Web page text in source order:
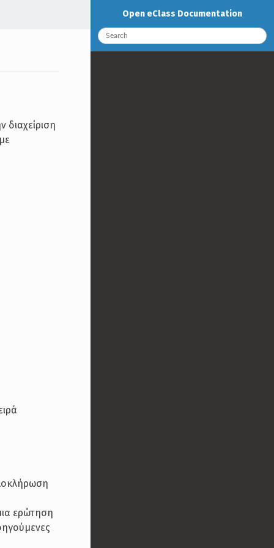
διαχείριση
ερώτηση
Open eClass Documentation